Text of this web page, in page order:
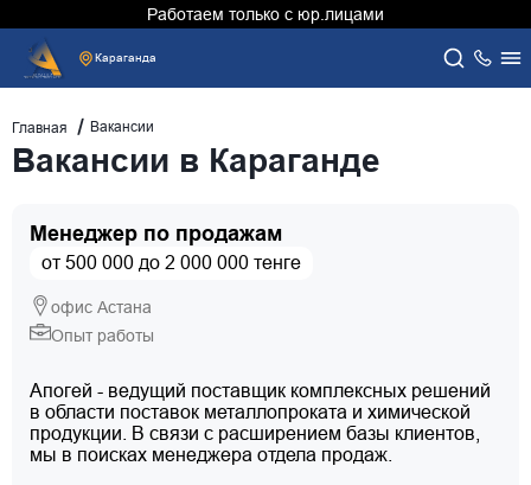
Работаем только с юр.лицами
Караганда
Главная Вакансии
Вакансии в Караганде
Менеджер по продажам
от 500 000 до 2 000 000 тенге
офис Астана
Опыт работы
Апогей - ведущий поставщик комплексных решений
в области поставок металлопроката и химической
продукции. В связи с расширением базы клиентов,
мы в поисках менеджера отдела продаж.